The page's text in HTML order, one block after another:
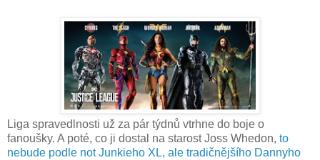
Liga spravedlnosti už za pár týdnů vtrhne do boje o
fanoušky. A poté, co ji dostal na starost Joss Whedon, to
nebude podle not Junkieho XL, ale tradičnějšího Dannyho